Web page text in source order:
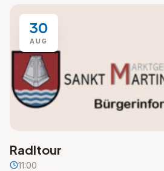
30
AUG
Radltour
11:00